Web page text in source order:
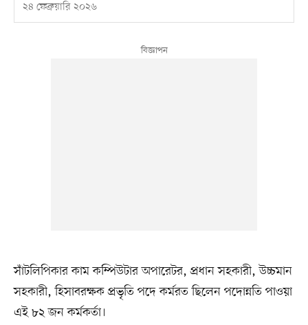
২৪ ফেব্রুয়ারি ২০২৬
সাঁটলিপিকার কাম কম্পিউটার অপারেটর, প্রধান সহকারী, উচ্চমান
সহকারী, হিসাবরক্ষক প্রভৃতি পদে কর্মরত ছিলেন পদোন্নতি পাওয়া
এই ৮২ জন কর্মকর্তা।